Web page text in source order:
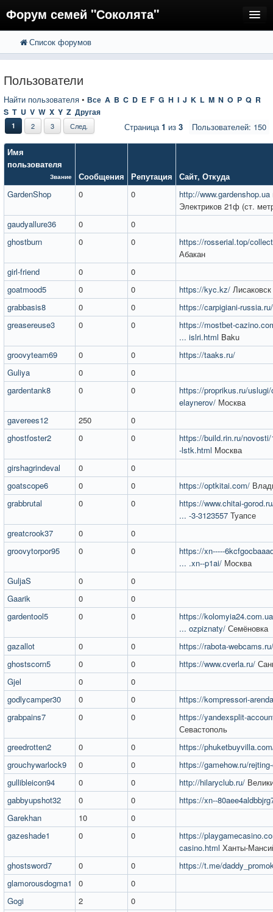
Форум семей "Соколята"
FAQ
Вход
Список форумов
Пользователи
Найти пользователя • Все A B C D E F G H I J K L M N O P Q R
S T U V W X Y Z Другая
Пользователей: 150
1 2 3 След. Страница1 из 3
Имя
пользователя
Звание Сообщения Репутация Сайт, Откуда
GardenShop
0 0 http://www.gardenshop.ua
Электриков 21ф (ст.
gaudyallure36
0
0
ghostburn
0 0
https://rosserial.top/
Абакан
girl-friend
0
0
goatmood5
0 0 https://kyc.kz/ Лисаковск
grabbasis8
0 0
https://carpigiani-russia.ru/
greasereuse3
0 0
https://mostbet-
... islri.html Baku
groovyteam69
0 0
https://taaks.ru/
Guliya
0
0
gardentank8
0 0
https://proprikus.ru/
elaynerov/ Москва
gaverees12
250
0
ghostfoster2
0 0
https://build.rin.ru/
-lstk.html Москва
girshagrindeval
0
0
goatscope6
0 0 https://optkitai.com/
grabbrutal
0 0
https://www.chitai-
... -3-3123557 Туапсе
greatcrook37
0
0
groovytorpor95
0 0
https://xn-----
... .xn--p1ai/ Москва
GuljaS
0
0
Gaarik
0
0
gardentool5
0 0
https://
... ozpiznaty/ Семёновка
gazallot
0 0
https://rabota-webcams.ru/
ghostscorn5
0 0 https://www.cverla.ru/
Gjel
0
0
godlycamper30
0 0
https://kompressori-
grabpains7
0 0
https://yandexsplit-
Севастополь
greedrotten2
0 0
https://
grouchywarlock9
0 0
https://gamehow.ru/
gullibleicon94
0 0 http://hilaryclub.ru/
gabbyupshot32
0 0
https://xn--
Garekhan
10
0
gazeshade1
0 0
https://
casino.html Ханты-
ghostsword7
0 0
https://t.me/
glamorousdogma1
0
0
Gogi
2
0